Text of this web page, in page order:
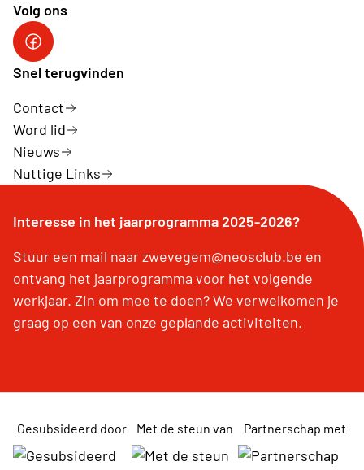
Volg ons
Facebookpagina Neos vzw
Snel terugvinden
Contact
Word lid
Nieuws
Nuttige Links
Interesse in het jaarprogramma 2025-2026?
Stuur een mail naar zwevegem@neosclub.be en
ontvang het jaarprogramma voor het volgende
werkjaar. Zin om mee te doen? We verwelkomen je
graag op een van onze geplande activiteiten.
Gesubsideerd door Met de steun van Partnerschap met